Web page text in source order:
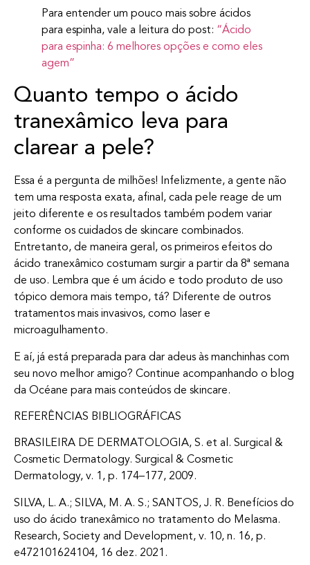
Para entender um pouco mais sobre ácidos
para espinha, vale a leitura do post: “Ácido
para espinha: 6 melhores opções e como eles
agem”
Quanto tempo o ácido
tranexâmico leva para
clarear a pele?
Essa é a pergunta de milhões! Infelizmente, a gente não
tem uma resposta exata, afinal, cada pele reage de um
jeito diferente e os resultados também podem variar
conforme os cuidados de skincare combinados.
Entretanto, de maneira geral, os primeiros efeitos do
ácido tranexâmico costumam surgir a partir da 8ª semana
de uso. Lembra que é um ácido e todo produto de uso
tópico demora mais tempo, tá? Diferente de outros
tratamentos mais invasivos, como laser e
microagulhamento.
E aí, já está preparada para dar adeus às manchinhas com
seu novo melhor amigo? Continue acompanhando o blog
da Océane para mais conteúdos de skincare.
REFERÊNCIAS BIBLIOGRÁFICAS
BRASILEIRA DE DERMATOLOGIA, S. et al. Surgical &
Cosmetic Dermatology. Surgical & Cosmetic
Dermatology, v. 1, p. 174–177, 2009.
‌SILVA, L. A.; SILVA, M. A. S.; SANTOS, J. R. Benefícios do
uso do ácido tranexâmico no tratamento do Melasma.
Research, Society and Development, v. 10, n. 16, p.
e472101624104, 16 dez. 2021.